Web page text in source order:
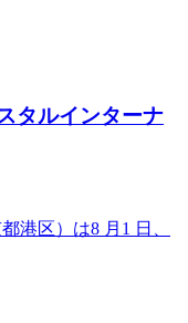
タルインターナ
港区）は8 月1 日、